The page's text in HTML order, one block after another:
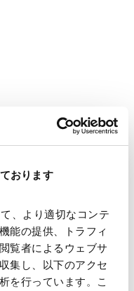
おります
、より適切なコンテ
能の提供、トラフィ
覧者によるウェブサ
集し、以下のアクセ
を行っています。こ
リック大学法学部
Law, LL.M.）
ル）勤務
フィス勤務